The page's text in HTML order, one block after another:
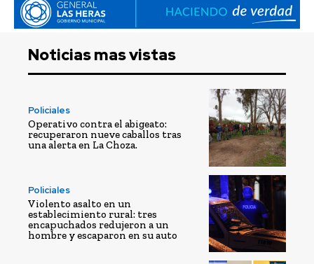
Noticias mas vistas
Policiales
Operativo contra el abigeato:
recuperaron nueve caballos tras
una alerta en La Choza.
Policiales
Violento asalto en un
establecimiento rural: tres
encapuchados redujeron a un
hombre y escaparon en su auto